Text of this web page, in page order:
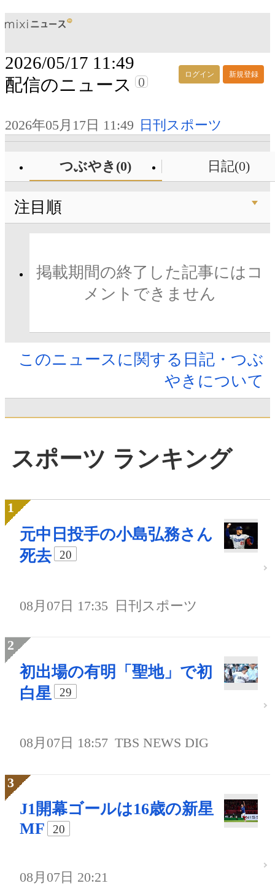
ログイン 新規登録
2026/05/17 11:49
配信のニュース
0
2026年05月17日 11:49 日刊スポーツ
つぶやき(0) 日記(0)
注目順
掲載期間の終了した記事にはコ
メントできません
このニュースに関する日記・つぶ
やきについて
スポーツ ランキング
元中日投手の小島弘務さん
死去
20
08月07日 17:35 日刊スポーツ
初出場の有明「聖地」で初
白星
29
08月07日 18:57 TBS NEWS DIG
J1開幕ゴールは16歳の新星
MF
20
08月07日 20:21